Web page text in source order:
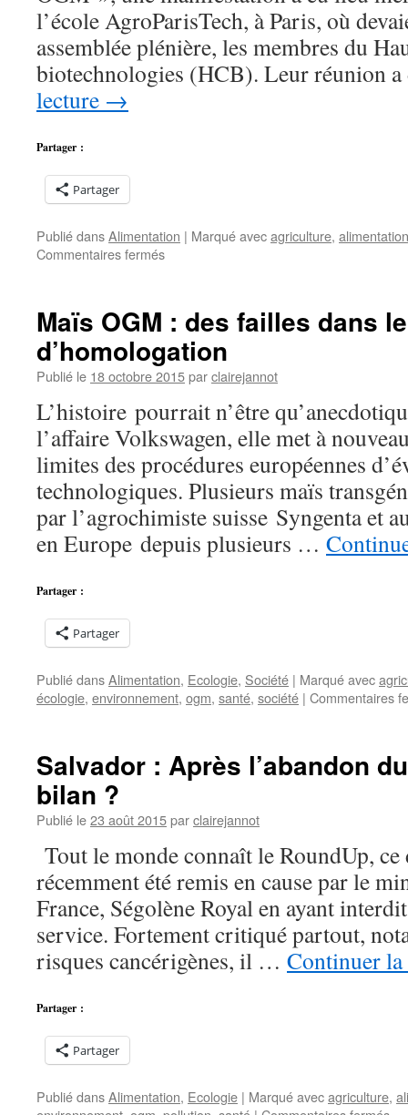
l’école AgroParisTech, à Paris, où
assemblée plénière, les membres du
biotechnologies (HCB). Leur réunion
lecture →
Partager :
Partager
Publié dansAlimentation | Marqué avecagriculture, alimentation
Commentaires ferméssur
les
« nouveaux
OGM »
Maïs OGM : des failles dans
d’homologation
Publié le 18 octobre 2015parclairejannot
L’histoire pourrait n’être
l’affaire Volkswagen, elle met à
limites des procédures européennes
technologiques. Plusieurs maïs
par l’agrochimiste suisse Syngenta et
en Europe depuis plusieurs …
Partager :
Partager
Publié dansAlimentation, Ecologie, Société | Marqué avec
écologie, environnement, ogm, santé, société | Commentaires
Salvador : Après l’abandon
bilan ?
Publié le23 août 2015parclairejannot
Tout le monde connaît le RoundUp, ce
récemment été remis en cause par le
France, Ségolène Royal en ayant
service. Fortement critiqué partout,
risques cancérigènes, il … Continuer
Partager :
Partager
Publié dansAlimentation, Ecologie | Marqué avecagriculture,